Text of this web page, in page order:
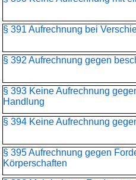
§ 391 Aufrechnung bei
§ 392 Aufrechnung gegen
§ 393 Keine Aufrechnung
Handlung
§ 394 Keine Aufrechnung
§ 395 Aufrechnung gegen
Körperschaften